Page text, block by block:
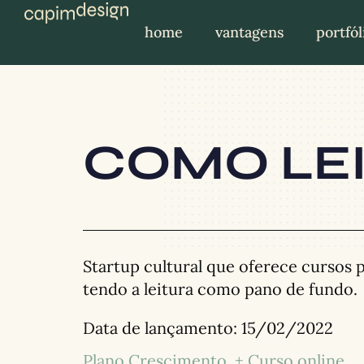
home vantagens
COMO
Startup cultural que oferece cursos
tendo a leitura como pano de fundo.
Data de lançamento: 15/02/2022